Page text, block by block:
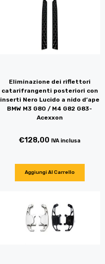
Eliminazione dei riflettori
catarifrangenti posteriori con
inserti Nero Lucido a nido d’ape
BMW M3 G80 / M4 G82 G83-
Acexxon
€128,00 IVA inclusa
Aggiungi Al Carrello